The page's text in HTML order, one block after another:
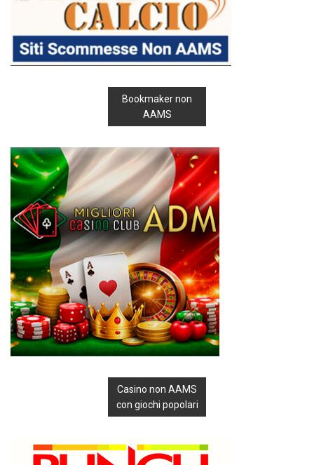
Bookmaker non
AAMS
Casino non AAMS
con giochi popolari